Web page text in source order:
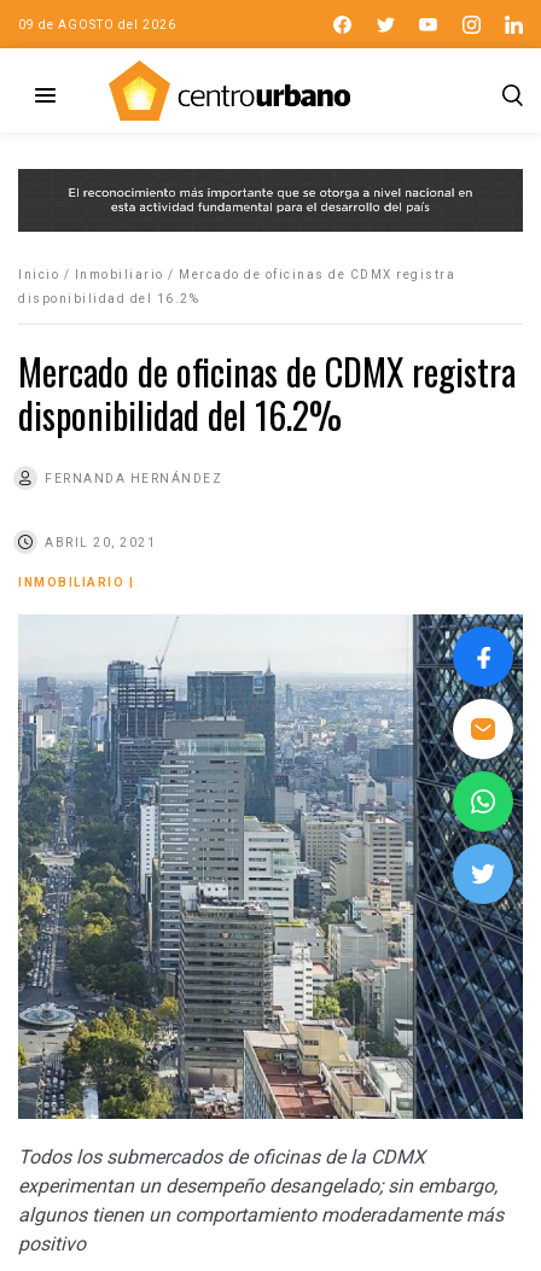
09 de AGOSTO del 2026
Inicio / Inmobiliario /
Mercado de oficinas de CDMX registra
disponibilidad del 16.2%
Mercado de oficinas de CDMX registra
disponibilidad del 16.2%
FERNANDA HERNÁNDEZ
ABRIL 20, 2021
INMOBILIARIO
Todos los submercados de oficinas de la CDMX
experimentan un desempeño desangelado; sin embargo,
algunos tienen un comportamiento moderadamente más
positivo